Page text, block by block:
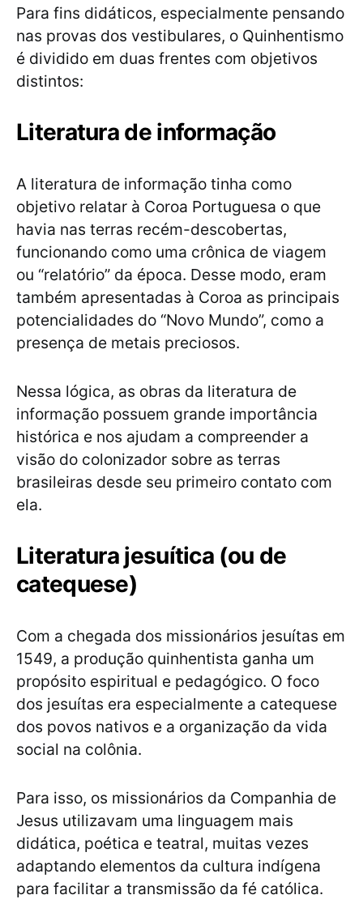
Para fins didáticos, especialmente pensando
nas provas dos vestibulares, o Quinhentismo
é dividido em duas frentes com objetivos
distintos:
Literatura de informação
A literatura de informação tinha como
objetivo relatar à Coroa Portuguesa o que
havia nas terras recém-descobertas,
funcionando como uma crônica de viagem
ou “relatório” da época. Desse modo, eram
também apresentadas à Coroa as principais
potencialidades do “Novo Mundo”, como a
presença de metais preciosos.
Nessa lógica, as obras da literatura de
informação possuem grande importância
histórica e nos ajudam a compreender a
visão do colonizador sobre as terras
brasileiras desde seu primeiro contato com
ela.
Literatura jesuítica (ou de
catequese)
Com a chegada dos missionários jesuítas em
1549, a produção quinhentista ganha um
propósito espiritual e pedagógico. O foco
dos jesuítas era especialmente a catequese
dos povos nativos e a organização da vida
social na colônia.
Para isso, os missionários da Companhia de
Jesus utilizavam uma linguagem mais
didática, poética e teatral, muitas vezes
adaptando elementos da cultura indígena
para facilitar a transmissão da fé católica.